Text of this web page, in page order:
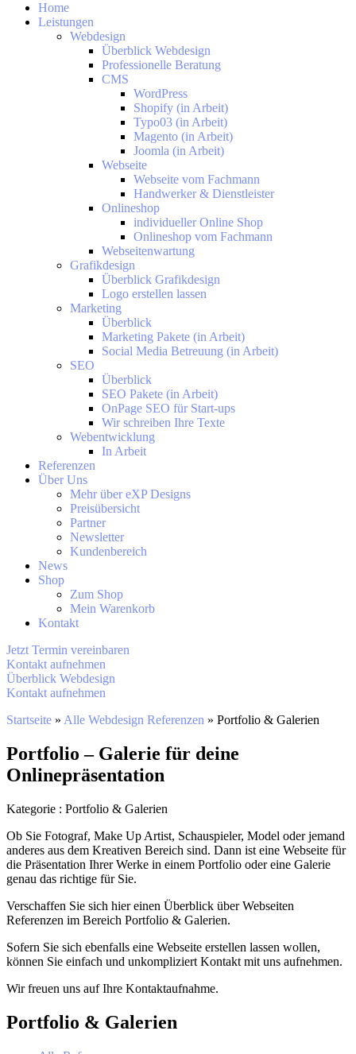
Home
Leistungen
Webdesign
Überblick Webdesign
Professionelle Beratung
CMS
WordPress
Shopify (in Arbeit)
Typo03 (in Arbeit)
Magento (in Arbeit)
Joomla (in Arbeit)
Webseite
Webseite vom Fachmann
Handwerker & Dienstleister
Onlineshop
individueller Online Shop
Onlineshop vom Fachmann
Webseitenwartung
Grafikdesign
Überblick Grafikdesign
Logo erstellen lassen
Marketing
Überblick
Marketing Pakete (in Arbeit)
Social Media Betreuung (in Arbeit)
SEO
Überblick
SEO Pakete (in Arbeit)
OnPage SEO für Start-ups
Wir schreiben Ihre Texte
Webentwicklung
In Arbeit
Referenzen
Über Uns
Mehr über eXP Designs
Preisübersicht
Partner
Newsletter
Kundenbereich
News
Shop
Zum Shop
Mein Warenkorb
Kontakt
Jetzt Termin vereinbaren
Kontakt aufnehmen
Überblick Webdesign
Kontakt aufnehmen
Startseite » Alle Webdesign Referenzen » Portfolio & Galerien
Portfolio – Galerie für deine
Onlinepräsentation
Kategorie : Portfolio & Galerien
Ob Sie Fotograf, Make Up Artist, Schauspieler, Model oder jemand
anderes aus dem Kreativen Bereich sind. Dann ist eine Webseite für
die Präsentation Ihrer Werke in einem Portfolio oder eine Galerie
genau das richtige für Sie.
Verschaffen Sie sich hier einen Überblick über Webseiten
Referenzen im Bereich Portfolio & Galerien.
Sofern Sie sich ebenfalls eine Webseite erstellen lassen wollen,
können Sie einfach und unkompliziert Kontakt mit uns aufnehmen.
Wir freuen uns auf Ihre Kontaktaufnahme.
Portfolio & Galerien